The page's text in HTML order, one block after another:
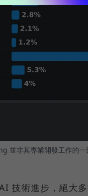
並非其專業開發工作的一
技術進步，絕大